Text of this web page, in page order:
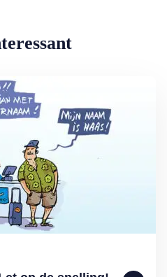
Let op de spelling!